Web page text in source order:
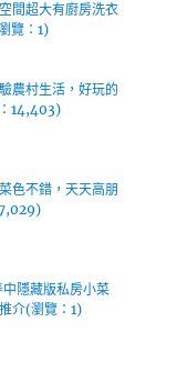
間超大有廚房洗衣
覽：1)
農村生活，好玩的
14,403)
色不錯，天天高朋
隱藏版私房小菜
介(瀏覽：1)